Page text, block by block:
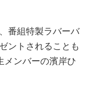
番組特製ラバーバ
ントされることも
メンバーの濱岸ひ